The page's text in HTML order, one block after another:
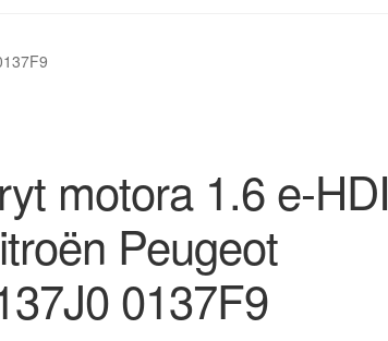
motora 1.6 e-HDI
Peugeot
0137F9